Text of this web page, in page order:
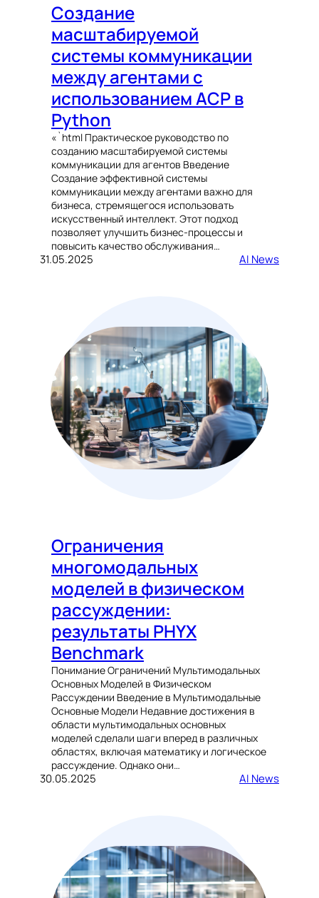
Создание
масштабируемой
системы коммуникации
между агентами с
использованием ACP в
Python
«`html Практическое руководство по
созданию масштабируемой системы
коммуникации для агентов Введение
Создание эффективной системы
коммуникации между агентами важно для
бизнеса, стремящегося использовать
искусственный интеллект. Этот подход
позволяет улучшить бизнес-процессы и
повысить качество обслуживания…
31.05.2025 AI News
Ограничения
многомодальных
моделей в физическом
рассуждении:
результаты PHYX
Benchmark
Понимание Ограничений Мультимодальных
Основных Моделей в Физическом
Рассуждении Введение в Мультимодальные
Основные Модели Недавние достижения в
области мультимодальных основных
моделей сделали шаги вперед в различных
областях, включая математику и логическое
рассуждение. Однако они…
30.05.2025 AI News